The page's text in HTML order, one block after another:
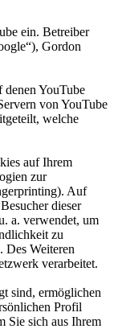
ein. Betreiber
Gordon
denen YouTube
von YouTube
welche
auf Ihrem
zur
Auf
dieser
a. verwendet, um
zu
Des Weiteren
verarbeitet.
sind, ermöglichen
Profil
Sie sich aus Ihrem